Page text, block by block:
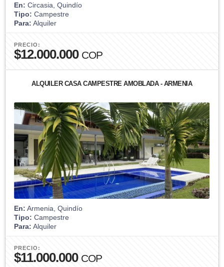
En: Circasia, Quindío
Tipo: Campestre
Para: Alquiler
PRECIO:
$12.000.000 COP
ALQUILER CASA CAMPESTRE AMOBLADA - ARMENIA
En: Armenia, Quindío
Tipo: Campestre
Para: Alquiler
PRECIO:
$11.000.000 COP